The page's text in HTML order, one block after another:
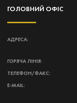
ГОЛОВНИЙ ОФІС
АДРЕСА:
ГОРЯЧА ЛІНІЯ:
ТЕЛЕФОН/ФАКС:
E-MAIL: